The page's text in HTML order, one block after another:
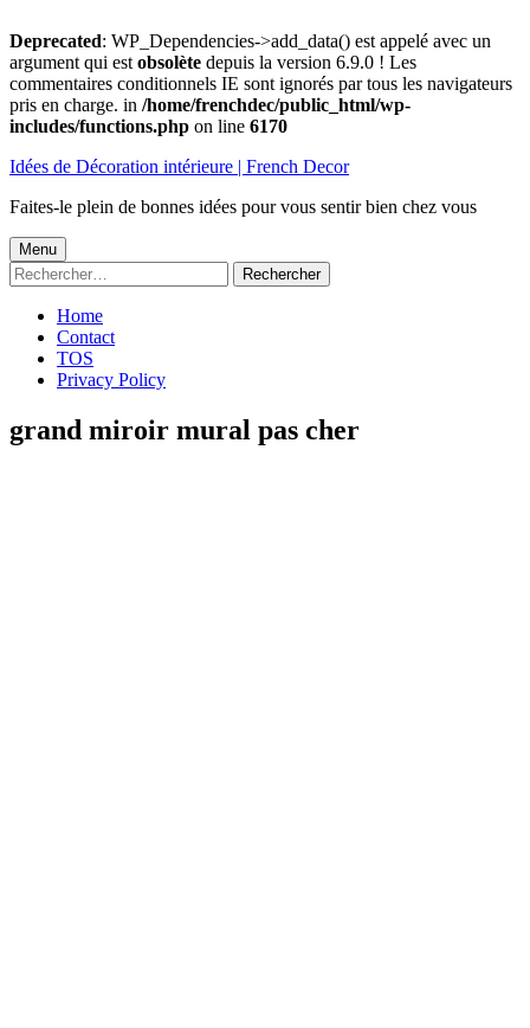
Deprecated: WP_Dependencies->add_data() est appelé avec un
argument qui est obsolète depuis la version 6.9.0 ! Les
commentaires conditionnels IE sont ignorés par tous les navigateurs
pris en charge. in /home/frenchdec/public_html/wp-
includes/functions.php on line 6170
au
Idées de Décoration intérieure | French Decor
Faites-le plein de bonnes idées pour vous sentir bien chez vous
Menu
principal
Menu
Rechercher :
Home
Contact
TOS
Privacy Policy
grand miroir mural pas cher